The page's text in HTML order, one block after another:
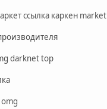
ссылка каркен market
darknet top
omg